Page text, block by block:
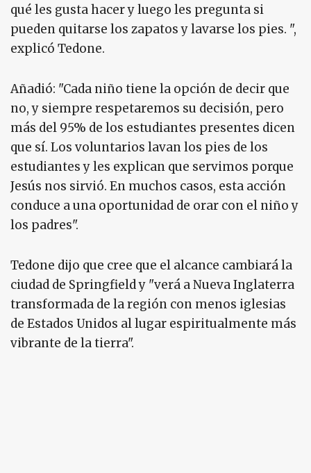
qué les gusta hacer y luego les pregunta si
pueden quitarse los zapatos y lavarse los pies. ",
explicó Tedone.
Añadió: "Cada niño tiene la opción de decir que
no, y siempre respetaremos su decisión, pero
más del 95% de los estudiantes presentes dicen
que sí. Los voluntarios lavan los pies de los
estudiantes y les explican que servimos porque
Jesús nos sirvió. En muchos casos, esta acción
conduce a una oportunidad de orar con el niño y
los padres".
Tedone dijo que cree que el alcance cambiará la
ciudad de Springfield y "verá a Nueva Inglaterra
transformada de la región con menos iglesias
de Estados Unidos al lugar espiritualmente más
vibrante de la tierra".